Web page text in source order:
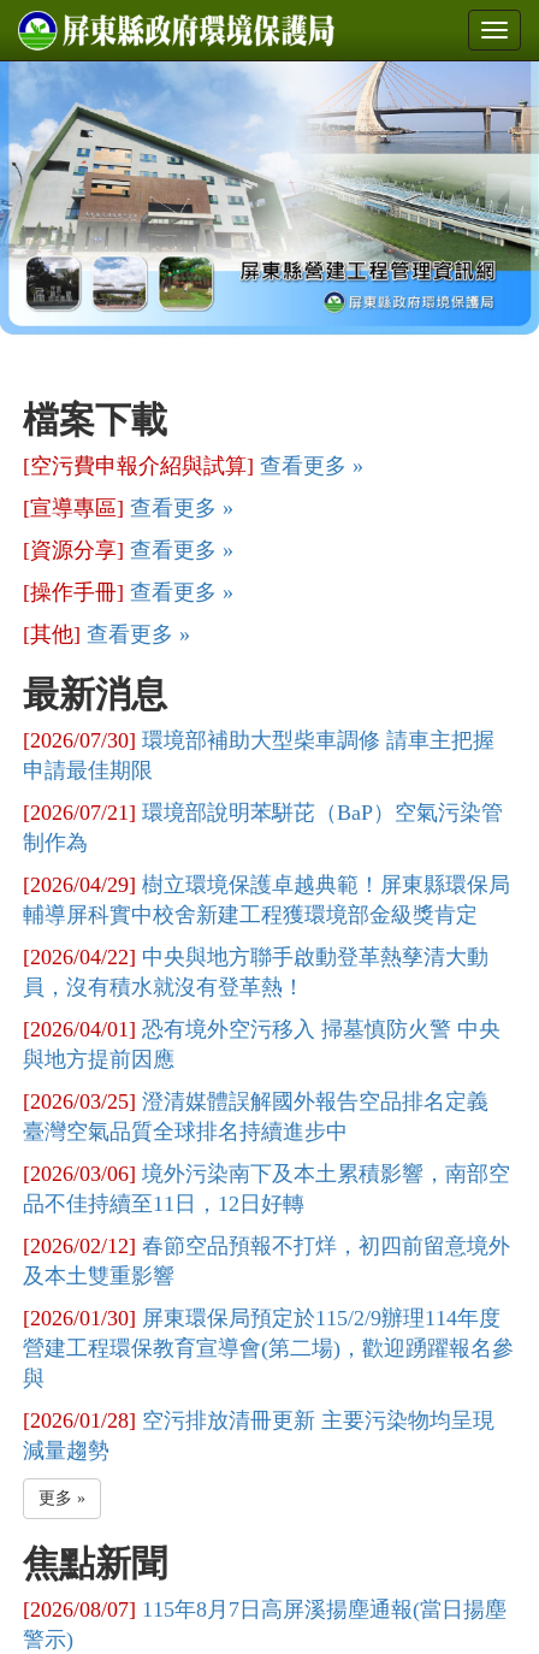
檔案下載
[空污費申報介紹與試算] 查看更多 »
[宣導專區] 查看更多 »
[資源分享] 查看更多 »
[操作手冊] 查看更多 »
[其他] 查看更多 »
最新消息
[2026/07/30] 環境部補助大型柴車調修 請車主把握
申請最佳期限
[2026/07/21] 環境部說明苯駢芘（BaP）空氣污染管
制作為
[2026/04/29] 樹立環境保護卓越典範！屏東縣環保局
輔導屏科實中校舍新建工程獲環境部金級獎肯定
[2026/04/22] 中央與地方聯手啟動登革熱孳清大動
員，沒有積水就沒有登革熱！
[2026/04/01] 恐有境外空污移入 掃墓慎防火警 中央
與地方提前因應
[2026/03/25] 澄清媒體誤解國外報告空品排名定義
臺灣空氣品質全球排名持續進步中
[2026/03/06] 境外污染南下及本土累積影響，南部空
品不佳持續至11日，12日好轉
[2026/02/12] 春節空品預報不打烊，初四前留意境外
及本土雙重影響
[2026/01/30] 屏東環保局預定於115/2/9辦理114年度
營建工程環保教育宣導會(第二場)，歡迎踴躍報名參
與
[2026/01/28] 空污排放清冊更新 主要污染物均呈現
減量趨勢
更多 »
焦點新聞
[2026/08/07] 115年8月7日高屏溪揚塵通報(當日揚塵
警示)